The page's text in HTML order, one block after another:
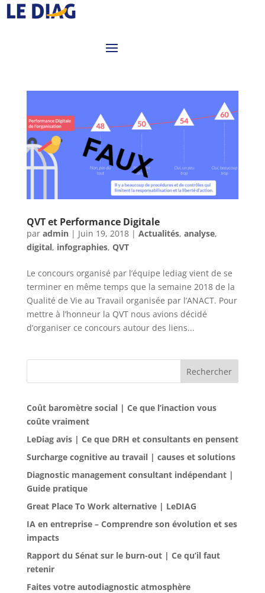
QVT et Performance Digitale
par admin| Juin 19, 2018| Actualités, analyse,
digital, infographies, QVT
Le concours organisé par l’équipe lediag vient de se
terminer en même temps que la semaine 2018 de la
Qualité de Vie au Travail organisée par l’ANACT. Pour
mettre à l’honneur la QVT nous avions décidé
d’organiser ce concours autour des liens...
Rechercher
Coût baromètre social | Ce que l’inaction vous
coûte vraiment
LeDiag avis | Ce que DRH et consultants en pensent
Surcharge cognitive au travail | causes et solutions
Diagnostic management consultant indépendant |
Guide pratique
Great Place To Work alternative | LeDIAG
IA en entreprise – Comprendre son évolution et ses
impacts
Rapport du Sénat sur le burn-out | Ce qu’il faut
retenir
Faites votre autodiagnostic atmosphère